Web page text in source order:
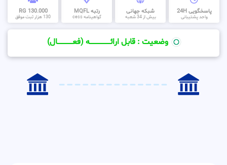
پاسخگویی 24H
واحد پشتیبانی
شبکه جهانی
بیش از 34 شعبه
رتبه MQFL
گواهینامه cess
130.000 RG
130 هزار ثبت موفق
وضعیت : قابل ارائــــــــــــــــــــه (فعـــــــــــــــال)